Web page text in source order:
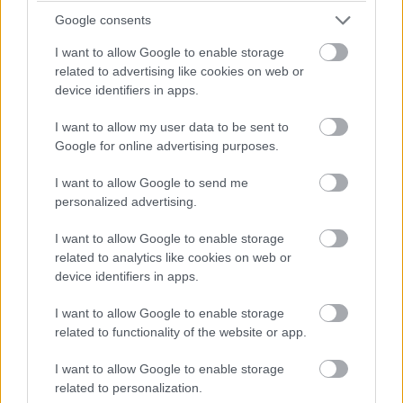
Google consents
I want to allow Google to enable storage
related to advertising like cookies on web or
device identifiers in apps.
I want to allow my user data to be sent to
Google for online advertising purposes.
I want to allow Google to send me
personalized advertising.
I want to allow Google to enable storage
related to analytics like cookies on web or
device identifiers in apps.
I want to allow Google to enable storage
related to functionality of the website or app.
I want to allow Google to enable storage
related to personalization.
javában tart, bár egyenetlenül, vannak
vesztesek és nyertesek is. A szolgáltatások
esetében a helyzet alapvetően vegyes, de a
fizikai jelenlétet feltételező tevékenységeknél
drámai visszaesés mutatkozik.
A munkaerőpiac helyreállása elnyújtottan
valósulhat meg, aminek fényében az elmúlt
visszafogott belső kereslet mérséklő hatással
bír az inflációra.
A beruházások 4,8 százalékkal
bővülhetnek az idén, amennyiben a
gazdasági helyzet rendeződik, illetve az